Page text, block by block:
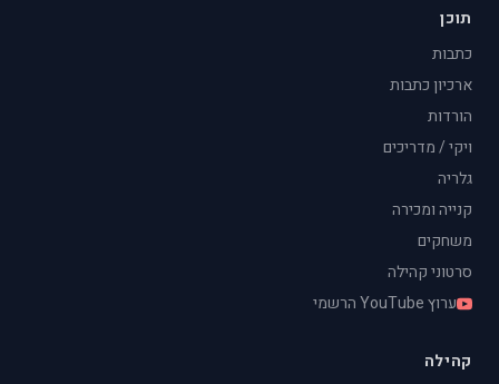
תוכן
כתבות
ארכיון כתבות
הורדות
ויקי / מדריכים
גלריה
קנייה ומכירה
משחקים
סרטוני קהילה
ערוץ YouTube הרשמי
קהילה